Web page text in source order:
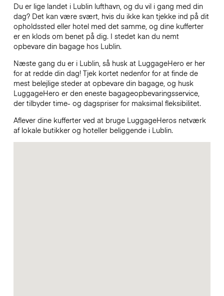
Du er lige landet i Lublin lufthavn, og du vil i gang med din
dag? Det kan være svært, hvis du ikke kan tjekke ind på dit
opholdssted eller hotel med det samme, og dine kufferter
er en klods om benet på dig. I stedet kan du nemt
opbevare din bagage hos Lublin.
Næste gang du er i Lublin, så husk at LuggageHero er her
for at redde din dag! Tjek kortet nedenfor for at finde de
mest belejlige steder at opbevare din bagage, og husk
LuggageHero er den eneste bagageopbevaringsservice,
der tilbyder time- og dagspriser for maksimal fleksibilitet.
Aflever dine kufferter ved at bruge LuggageHeros netværk
af lokale butikker og hoteller beliggende i Lublin.